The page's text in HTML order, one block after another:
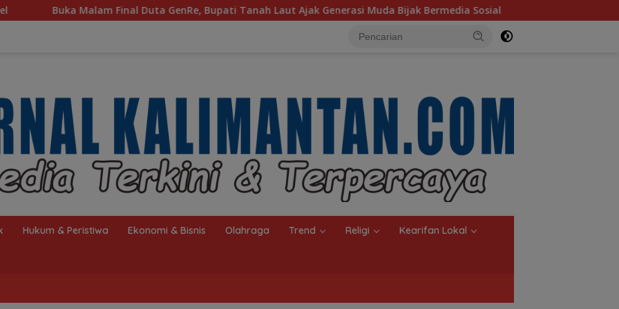
GenRe, Bupati Tanah Laut Ajak Generasi Muda Bijak Bermedia Sosial MTQN ke-23 Simpang Empat Resmi Dibuka,
Hukum & Peristiwa Ekonomi & Bisnis Olahraga Trend Religi Kearifan Lokal